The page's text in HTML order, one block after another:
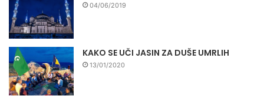
04/06/2019
KAKO SE UČI JASIN ZA DUŠE UMRLIH
13/01/2020